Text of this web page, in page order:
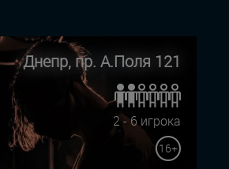
Днепр, пр. А.Поля 121
2 - 6 игрока
16+